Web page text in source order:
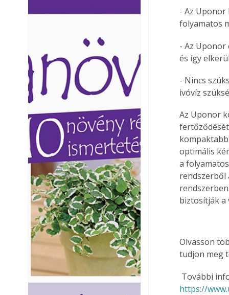
Ezermester
Laptapir kényelmes
- Az Uponor
folyamatos
- Az Uponor
és így
- Nincs
ivóvíz
Az Uponor
optimális
a
rendszerből
biztosítják a
Olvasson
tudjon meg
További
https://